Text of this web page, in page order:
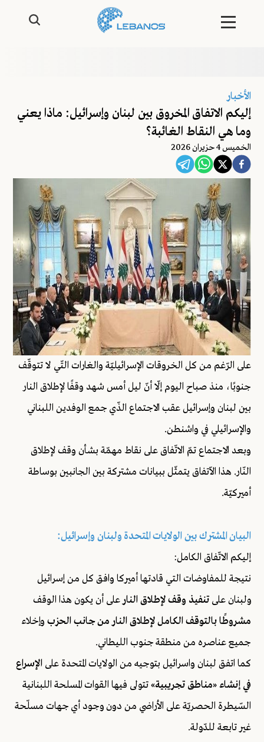
الأخبار
إليكم الاتفاق المخروق بين لبنان وإسرائيل: ماذا يعني
وما هي النقاط الغائبة؟
الخميس 4 حزيران 2026
على الرّغم من كل الخروقات الإسرائيليّة والغارات التّي لا تتوقّف
جنوبًا، منذ صباح اليوم إلّا أنّ ليل أمس شهد وقفًا لإطلاق النار
بين لبنان وإسرائيل عقب الاجتماع الذّي جمع الوفدين اللبناني
والإسرائيلي في واشنطن.
وبعد الاجتماع تمّ الاتّفاق على نقاط مهمّة بشأن وقف لإطلاق
النّار. هذا الاّتفاق يتمثّل ببيانات مشتركة بين الجانبين بوساطة
أميركيّة.
البيان المشترك بين الولايات المتحدة ولبنان وإسرائيل:
إليكم الاتّفاق الكامل:
نتيجة للمفاوضات التي قادتها أميركا وافق كل من إسرائيل
ولبنان على تنفيذ وقف لإطلاق النار على أن يكون هذا الوقف
مشروطًا بالتوقف الكامل لإطلاق النار من جانب الحزب وإخلاء
جميع عناصره من منطقة جنوب الليطاني.
كما اتفق لبنان واسرائيل بتوجيه من الولايات المتحدة علىالإسراع
في إنشاء «مناطق تجريبية»تتولى فيها القوات المسلحة اللبنانية
السّيطرة الحصريّة على الأراضي من دون وجود أي جهات مسلّحة
غير تابعة للدّولة.